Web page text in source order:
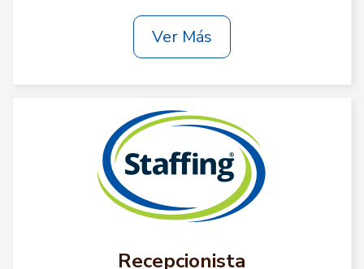
Ver Más
Recepcionista